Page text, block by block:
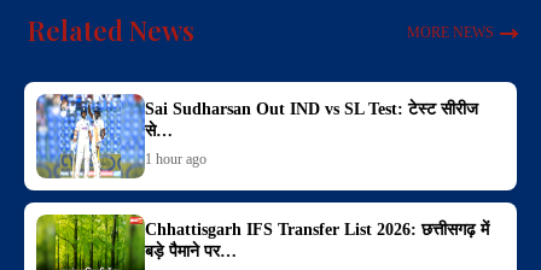
Related News MORE NEWS
Sai Sudharsan Out IND vs SL Test: टेस्ट सीरीज
से…
1 hour ago
Chhattisgarh IFS Transfer List 2026: छत्तीसगढ़ में
बड़े पैमाने पर…